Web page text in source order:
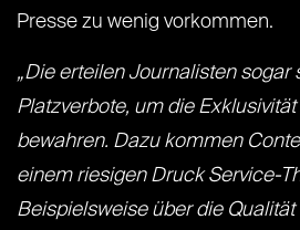
Presse zu wenig vorkommen.
„Die erteilen Journalisten sogar
Platzverbote, um die
bewahren. Dazu kommen
einem riesigen Druck Service-
Beispielsweise über die